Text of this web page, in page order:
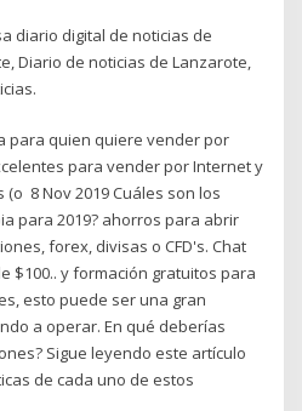
diario digital de noticias de
Diario de noticias de Lanzarote,
para quien quiere vender por
para vender por Internet y
8 Nov 2019 Cuáles son los
para 2019? ahorros para abrir
forex, divisas o CFD's. Chat
$100.. y formación gratuitos para
esto puede ser una gran
a operar. En qué deberías
Sigue leyendo este artículo
de cada uno de estos